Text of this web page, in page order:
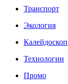
Транспорт
Экология
Калейдоскоп
Технологии
Промо